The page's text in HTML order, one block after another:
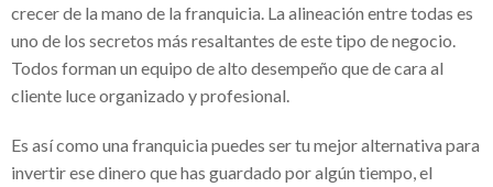
inversión segura
opción para invertir
– Seguridad y protección a tu propiedad
crecer de la mano de la franquicia. La alineación entre todas es
uno de los secretos más resaltantes de este tipo de negocio.
Todos forman un equipo de alto desempeño que de cara al
cliente luce organizado y profesional.
Es así como una franquicia puedes ser tu mejor alternativa para
invertir ese dinero que has guardado por algún tiempo, el